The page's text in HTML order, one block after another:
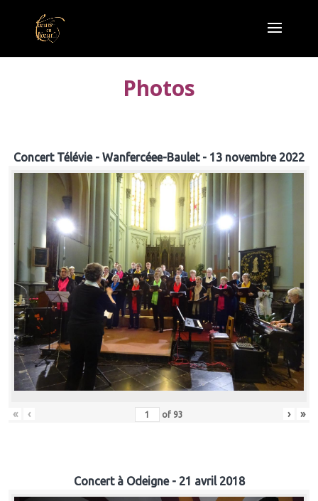
Photos
Concert Télévie - Wanfercéee-Baulet - 13 novembre 2022
« ‹ of 93 › »
Concert à Odeigne - 21 avril 2018